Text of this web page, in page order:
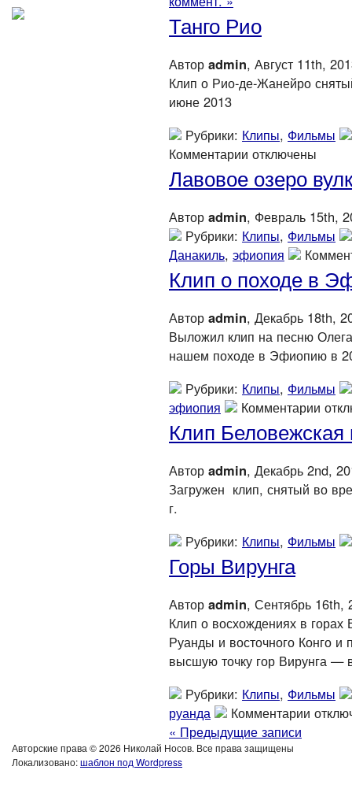
Танго Рио
Автор admin, Август 11th,
Клип о Рио-де-Жанейро
июне 2013
Рубрики: Клипы, Фильмы
Комментарии отключены
Лавовое озеро
Автор admin, Февраль 15th,
Рубрики: Клипы, Фильмы
Данакиль, эфиопия
Клип о походе в
Автор admin, Декабрь 18th,
Выложил клип на песню
нашем походе в Эфиопию в
Рубрики: Клипы, Фильмы
эфиопия
Комментарии
Клип
Автор admin, Декабрь 2nd,
Загружен клип, снятый во
г.
Рубрики: Клипы, Фильмы
Горы Вирунга
Автор admin, Сентябрь 16th,
Клип о восхождениях в горах
Руанды и восточного Конго
высшую точку гор Вирунга
Рубрики: Клипы, Фильмы
руанда
Комментарии
« Предыдущие записи
Авторские права © 2026 Николай Носов. Все права защищены
Локализовано:шаблон под Wordpress